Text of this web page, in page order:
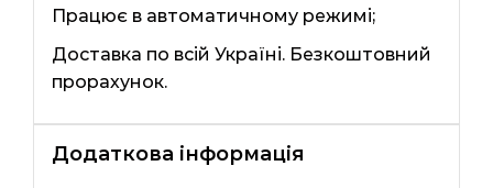
Працює в автоматичному режимі;
Доставка по всій Україні. Безкоштовний
прорахунок.
Додаткова інформація